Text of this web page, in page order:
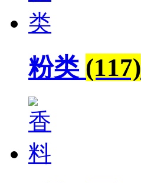
粉类 (117)